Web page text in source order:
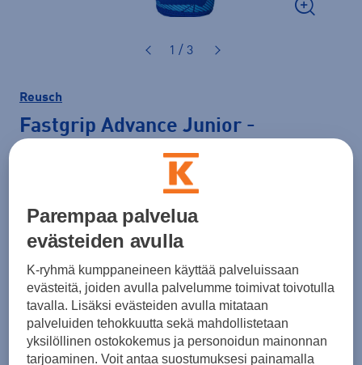
1 / 3
Reusch
Fastgrip Advance Junior -
maalivahdin hanska
Koko
6 7
Parempaa palvelua
evästeiden avulla
K-ryhmä kumppaneineen käyttää palveluissaan
evästeitä, joiden avulla palvelumme toimivat toivotulla
tavalla. Lisäksi evästeiden avulla mitataan
palveluiden tehokkuutta sekä mahdollistetaan
yksilöllinen ostokokemus ja personoidun mainonnan
tarjoaminen. Voit antaa suostumuksesi painamalla